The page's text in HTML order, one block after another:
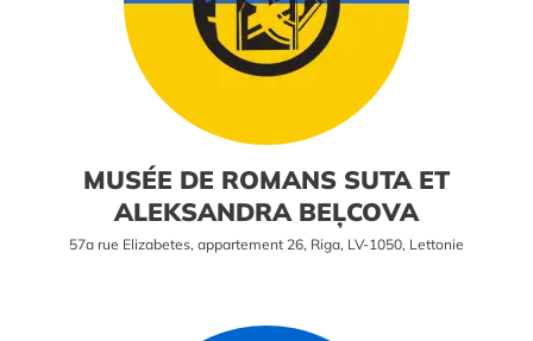
MUSÉE DE ROMANS SUTA ET
ALEKSANDRA BEĻCOVA
57a rue Elizabetes, appartement 26, Riga, LV-1050, Lettonie